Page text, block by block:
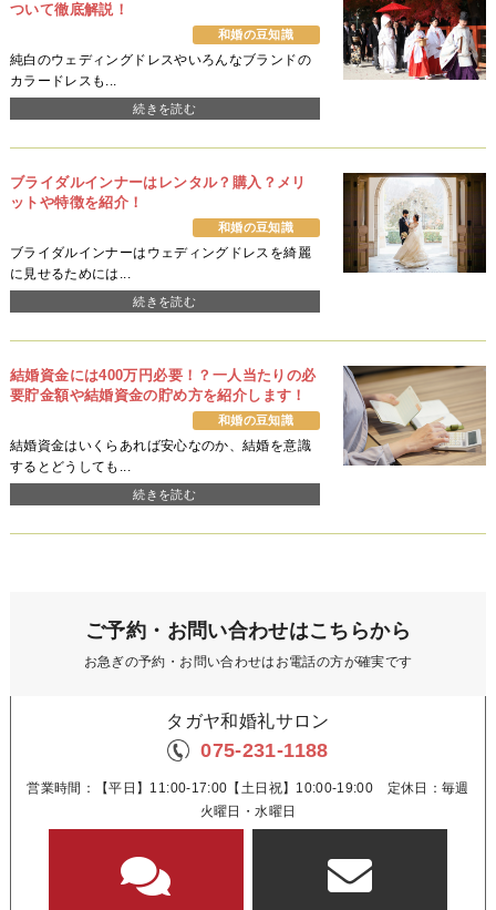
ついて徹底解説！
和婚の豆知識
純白のウェディングドレスやいろんなブランドの
カラードレスも...
続きを読む
ブライダルインナーはレンタル？購入？メリ
ットや特徴を紹介！
和婚の豆知識
ブライダルインナーはウェディングドレスを綺麗
に見せるためには...
続きを読む
結婚資金には400万円必要！？一人当たりの必
要貯金額や結婚資金の貯め方を紹介します！
和婚の豆知識
結婚資金はいくらあれば安心なのか、結婚を意識
するとどうしても...
続きを読む
ご予約・お問い合わせはこちらから
お急ぎの予約・お問い合わせはお電話の方が確実です
タガヤ和婚礼サロン
075-231-1188
営業時間：【平日】11:00-17:00【土日祝】10:00-19:00 定休日：毎週
火曜日・水曜日